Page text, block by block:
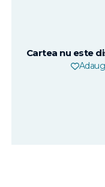
Cartea nu este